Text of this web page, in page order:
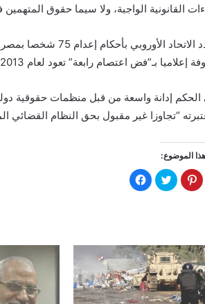
القانونية الواجبة، ولا سيما حقوق
كما ندد الاتحاد
إعلاميا بـ”فض اعتصام رابعة” تعود لعام 2013.
الحكم إدانة واسعة من قبل منظمات حقوقية
“تجاوزا غير مقبول بحق النظام القضائي
الموضوع:
ض
ا
ر
ك
ة
ع
ل
ى
ض
ا
ر
ك
ة
ع
ل
ى
ن
ا
ر
ك
ة
ع
ل
ى